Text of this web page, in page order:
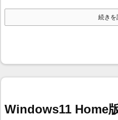
続きを
Windows11 Home